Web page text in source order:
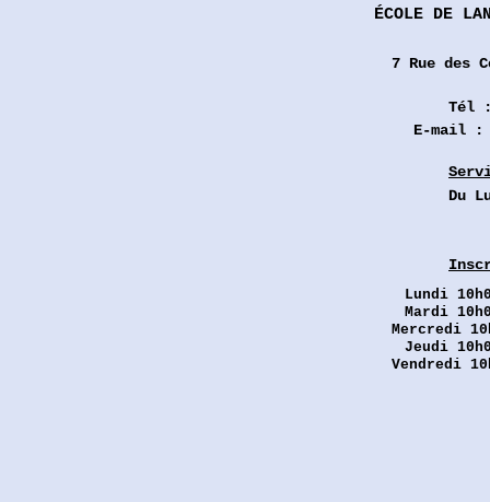
ÉCOLE DE
7 Rue des
Tél
E-mail
Du
Lundi
Mardi
Mercredi
Jeudi
Vendredi